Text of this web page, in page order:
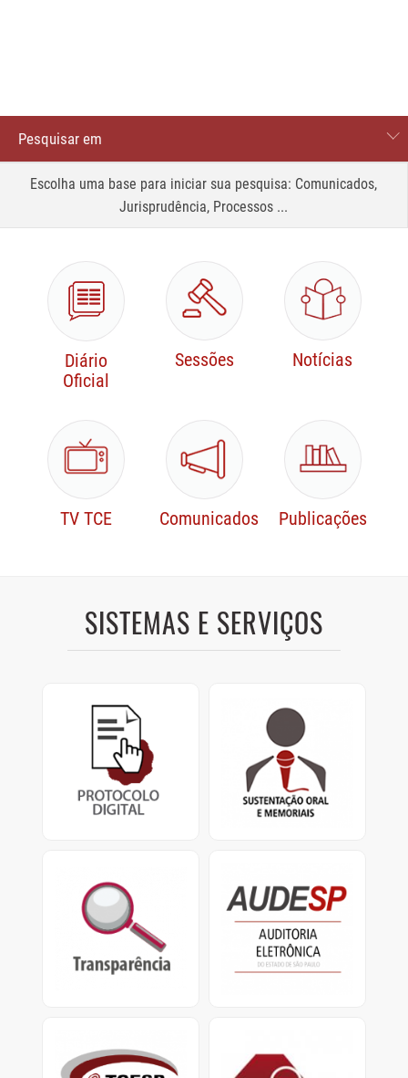
Pesquisar em
Processos
Comunicados
Jurisprudência
Legislação e normas
Escolha uma base para iniciar sua pesquisa: Comunicados,
Jurisprudência, Processos ...
Diário
Oficial
Sessões Notícias
TV TCE Comunicados Publicações
SISTEMAS E SERVIÇOS
Cadastre e consulte
documentos enviados ao
TCESP.
Memoriais
Sustentações orais dos
defensores
e apresentação de
memoriais.
Portal da Transparência
do TCESP e Portal da
Transparência Municipal
O Sistema de Auditoria
Eletrônica visa coletar
dados das entidades
jurisdicionadas.
Sistema de Processo
Ouvidoria do